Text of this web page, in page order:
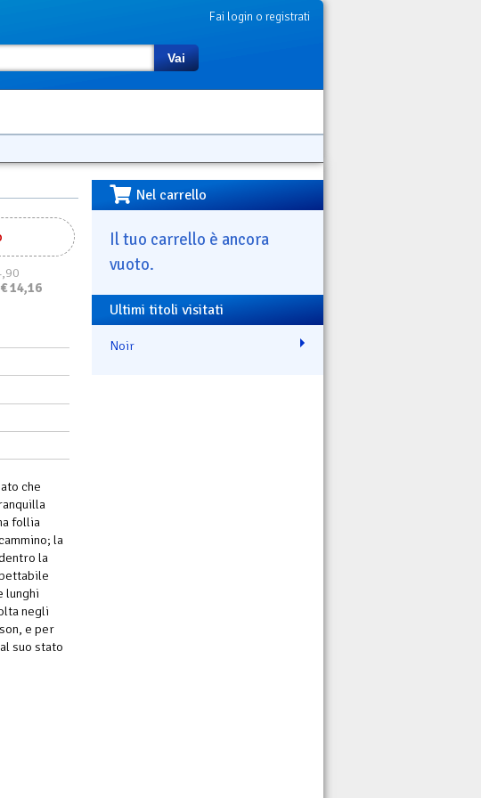
Fai login o registrati
Vai
€14,16
che
follia
la
la
lunghi
negli
e per
suo stato
Nel carrello
Il tuo carrello è ancora
vuoto.
Ultimi titoli visitati
Noir